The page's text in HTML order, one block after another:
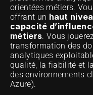
orientées métiers.
offrant un haut
capacité
métiers. Vous
transformation des
analytiques
qualité, la fiabilité et
des environnements
Azure).